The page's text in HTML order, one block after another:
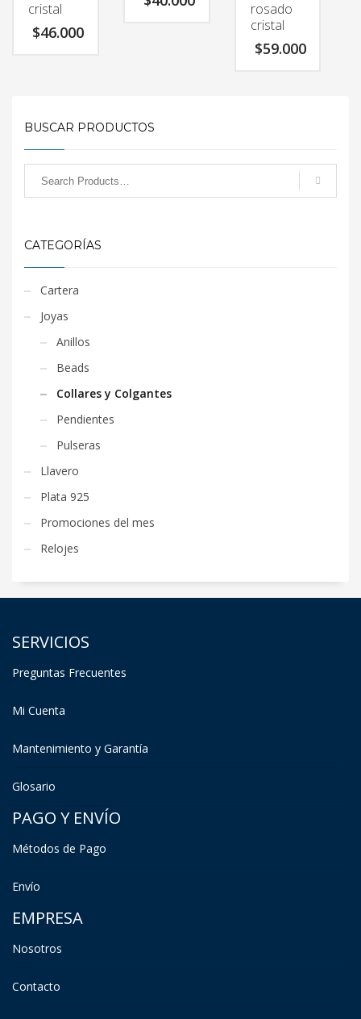
cristal
$46.000
rosado
cristal
$59.000
BUSCAR PRODUCTOS
CATEGORÍAS
Cartera
Joyas
Anillos
Beads
Collares y Colgantes
Pendientes
Pulseras
Llavero
Plata 925
Promociones del mes
Relojes
SERVICIOS
Preguntas Frecuentes
Mi Cuenta
Mantenimiento y Garantía
Glosario
PAGO Y ENVÍO
Métodos de Pago
Envío
EMPRESA
Nosotros
Contacto